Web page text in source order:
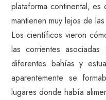
plataforma continental,
mantienen muy lejos de
Los científicos vieron
las corrientes
diferentes bahías y
aparentemente se
lugares donde había